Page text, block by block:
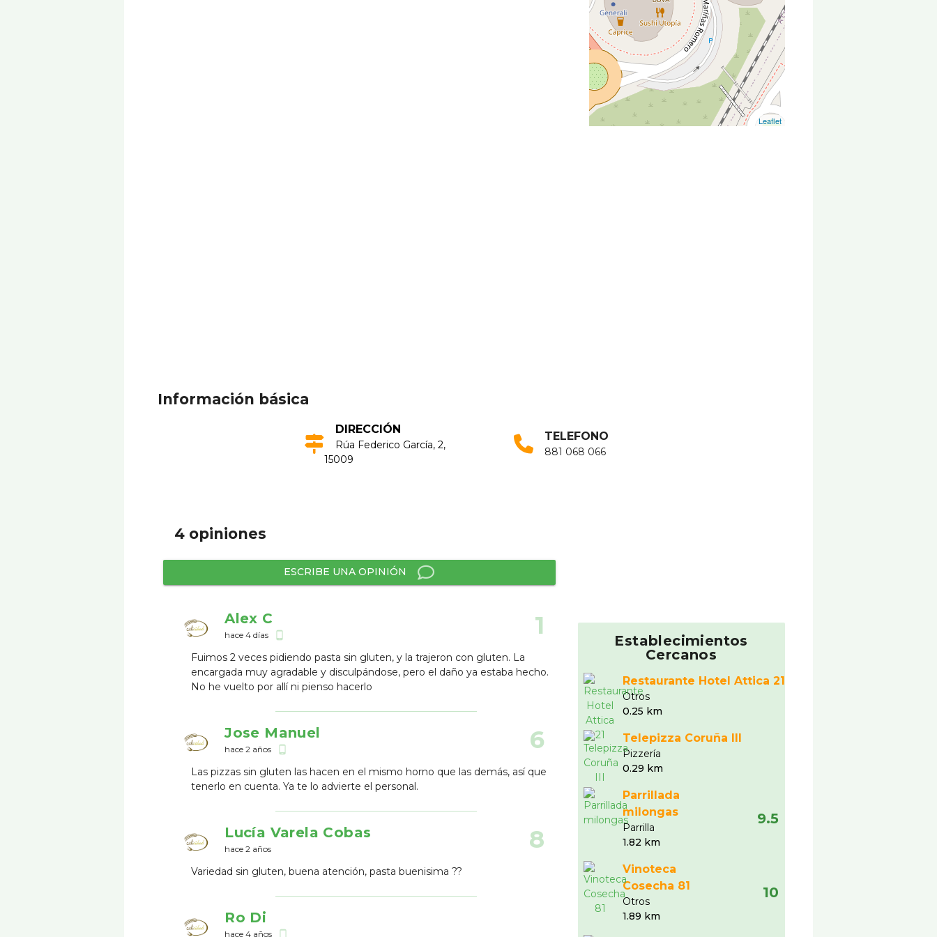
Leaflet
Información básica
DIRECCIÓN
Rúa Federico García, 2,
15009
TELEFONO
881 068 066
4 opiniones
ESCRIBE UNA OPINIÓN
Alex C
hace 4 días phone_android 1
Fuimos 2 veces pidiendo pasta sin gluten, y la trajeron con gluten. La
encargada muy agradable y disculpándose, pero el daño ya estaba hecho.
No he vuelto por allí ni pienso hacerlo
Jose Manuel
hace 2 años phone_android 6
Las pizzas sin gluten las hacen en el mismo horno que las demás, así que
tenerlo en cuenta. Ya te lo advierte el personal.
Lucía Varela Cobas
hace 2 años 8
Variedad sin gluten, buena atención, pasta buenisima ??
Ro Di
hace 4 años phone_android
Establecimientos
Cercanos
Restaurante Hotel Attica 21
Otros
0.25 km
Telepizza Coruña III
Pizzerí­a
0.29 km
Parrillada
milongas
Parrilla
1.82 km
9.5
Vinoteca
Cosecha 81
Otros
1.89 km
10